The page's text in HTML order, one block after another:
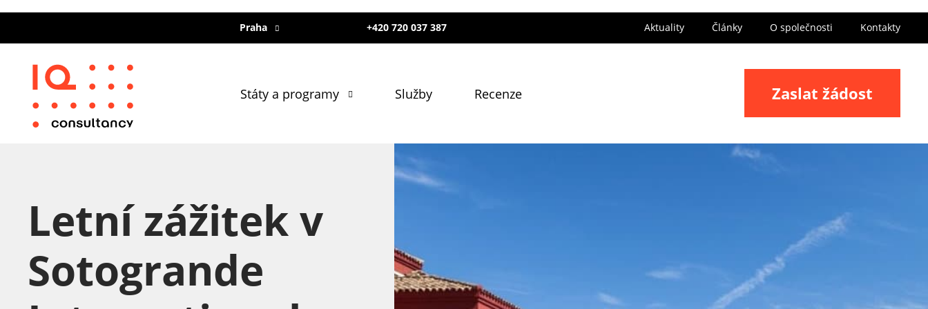
Praha +420 720 037 387 Aktuality Články O společnosti Kontakty
Státy a programy Služby Recenze Zaslat žádost
Letní zážitek v
Sotogrande